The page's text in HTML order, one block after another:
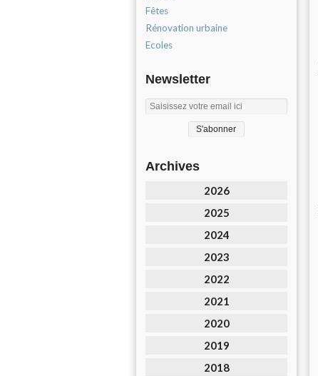
Fêtes
Rénovation urbaine
Ecoles
Newsletter
Archives
2026
2025
2024
2023
2022
2021
2020
2019
2018